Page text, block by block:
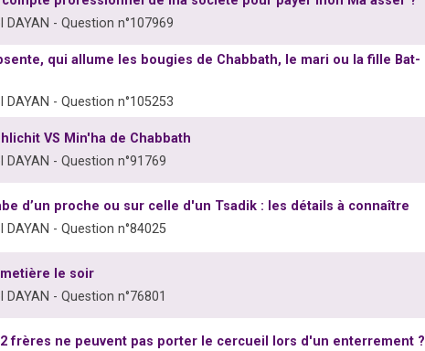
DAYAN - Question n°107969
qui allume les bougies de Chabbath, le mari ou la fille Bat-
DAYAN - Question n°105253
VS Min'ha de Chabbath
DAYAN - Question n°91769
d’un proche ou sur celle d'un Tsadik : les détails à connaître
DAYAN - Question n°84025
le soir
DAYAN - Question n°76801
frères ne peuvent pas porter le cercueil lors d'un enterrement ?